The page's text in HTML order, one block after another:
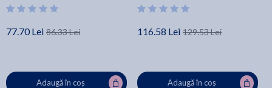
77.70 Lei 86.33 Lei
Adaugă în coș
116.58 Lei 129.53 Lei
Adaugă în coș